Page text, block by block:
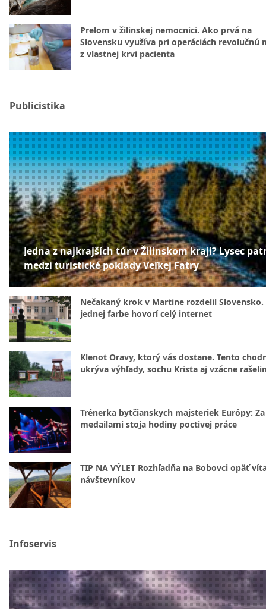
Prelom v žilinskej nemocnici. Ako prvá na
Slovensku využíva pri operáciách revolučnú
z vlastnej krvi pacienta
Publicistika
Jedna z najkrajších túr v Žilinskom kraji? Lysec
medzi turistické poklady Veľkej Fatry
Nečakaný krok v Martine rozdelil Slovensko.
jednej farbe hovorí celý internet
Klenot Oravy, ktorý vás dostane. Tento
ukrýva výhľady, sochu Krista aj vzácne
Trénerka bytčianskych majsteriek Európy: Za
medailami stoja hodiny poctivej práce
TIP NA VÝLET Rozhľadňa na Bobovci opäť
návštevníkov
Infoservis